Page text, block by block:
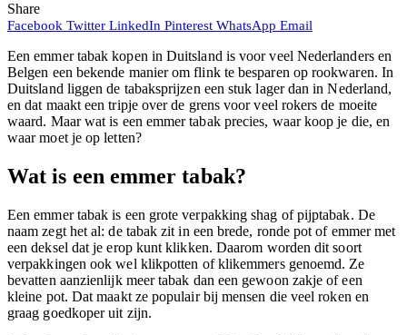
Share
Facebook Twitter LinkedIn Pinterest WhatsApp Email
Een emmer tabak kopen in Duitsland is voor veel Nederlanders en
Belgen een bekende manier om flink te besparen op rookwaren. In
Duitsland liggen de tabaksprijzen een stuk lager dan in Nederland,
en dat maakt een tripje over de grens voor veel rokers de moeite
waard. Maar wat is een emmer tabak precies, waar koop je die, en
waar moet je op letten?
Wat is een emmer tabak?
Een emmer tabak is een grote verpakking shag of pijptabak. De
naam zegt het al: de tabak zit in een brede, ronde pot of emmer met
een deksel dat je erop kunt klikken. Daarom worden dit soort
verpakkingen ook wel klikpotten of klikemmers genoemd. Ze
bevatten aanzienlijk meer tabak dan een gewoon zakje of een
kleine pot. Dat maakt ze populair bij mensen die veel roken en
graag goedkoper uit zijn.